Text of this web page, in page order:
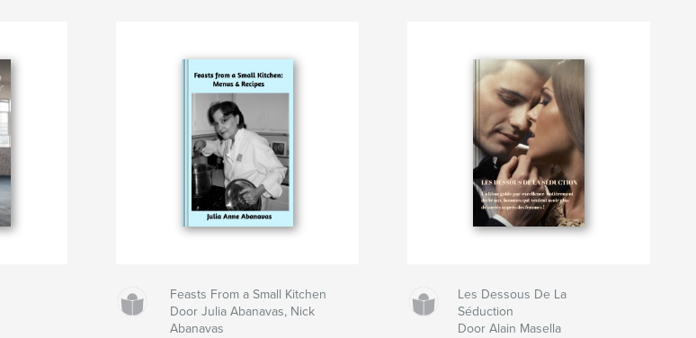
Feasts From a Small Kitchen
Door Julia Abanavas, Nick
Abanavas
Les Dessous De La
Séduction
Door Alain Masella